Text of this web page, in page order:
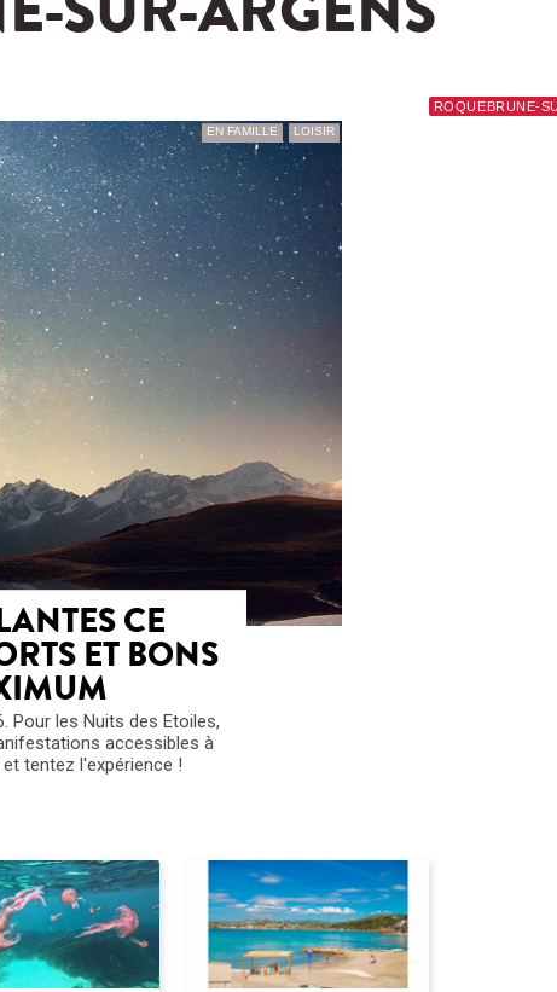
SUR-ARGENS
EN FAMILLE LOISIR
CE
ET BONS
Pour les Nuits des Etoiles,
accessibles à
tentez l'expérience !
ROQUEBRUNE-